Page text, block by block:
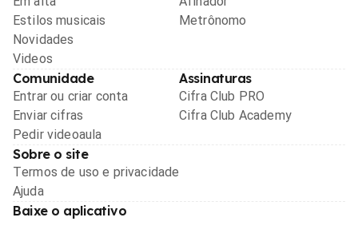
Estilos musicais
Novidades
Videos
Metrônomo
Comunidade
Entrar ou criar conta
Enviar cifras
Pedir videoaula
Assinaturas
Cifra Club PRO
Cifra Club Academy
Sobre o site
Termos de uso e privacidade
Ajuda
Baixe o aplicativo